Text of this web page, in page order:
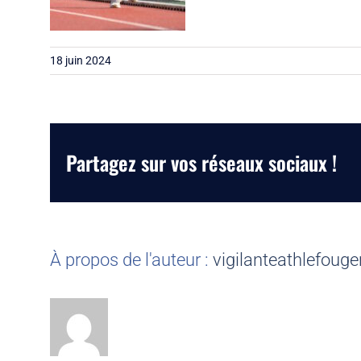
18 juin 2024
Partagez sur vos réseaux sociaux !
À propos de l'auteur :